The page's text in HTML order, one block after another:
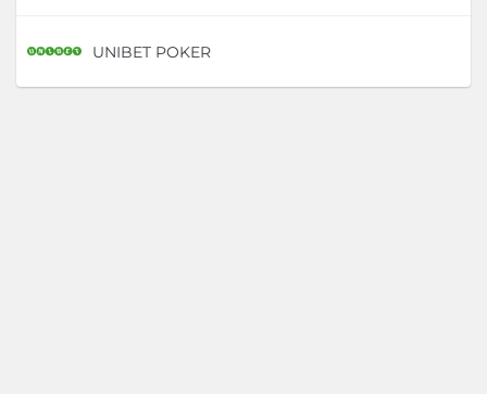
UNIBET POKER